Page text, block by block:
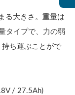
る大きさ。重量は
タイプで、力の弱
ち運ぶことがで
/ 27.5Ah)